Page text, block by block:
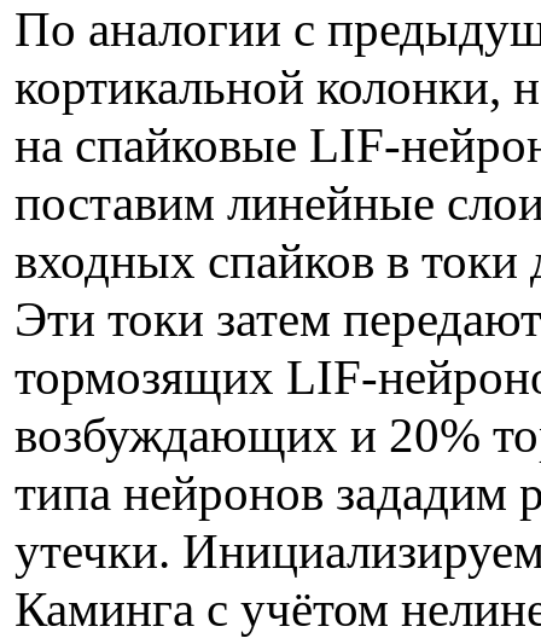
По аналогии с
кортикальной
на спайковые LIF-
поставим линейные
входных спайков в
Эти токи затем
тормозящих LIF-
возбуждающих и 20%
типа нейронов зададим
утечки.
Каминга с учётом